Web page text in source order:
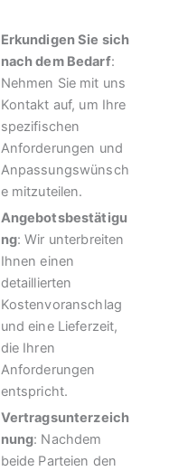
Erkundigen Sie sich
nach dem Bedarf:
Nehmen Sie mit uns
Kontakt auf, um Ihre
spezifischen
Anforderungen und
Anpassungswünsch
e mitzuteilen.
Angebotsbestätigu
ng: Wir unterbreiten
Ihnen einen
detaillierten
Kostenvoranschlag
und eine Lieferzeit,
die Ihren
Anforderungen
entspricht.
Vertragsunterzeich
nung: Nachdem
beide Parteien den